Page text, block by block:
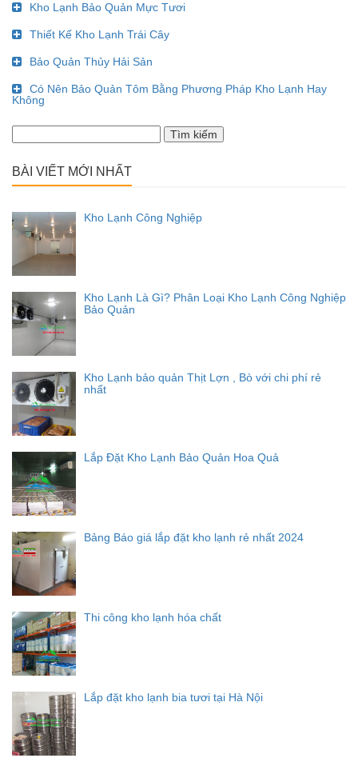
Kho Lạnh Bảo Quản Mực Tươi
Thiết Kế Kho Lạnh Trái Cây
Bảo Quản Thủy Hải Sản
Có Nên Bảo Quản Tôm Bằng Phương Pháp Kho Lạnh Hay
Không
kiếm
BÀI VIẾT MỚI NHẤT
Kho Lạnh Công Nghiệp
Kho Lạnh Là Gì? Phân Loại Kho Lạnh Công Nghiệp
Bảo Quản
Kho Lạnh bảo quản Thịt Lợn , Bò với chi phí rẻ
nhất
Lắp Đặt Kho Lạnh Bảo Quản Hoa Quả
Bảng Báo giá lắp đặt kho lạnh rẻ nhất 2024
Thi công kho lạnh hóa chất
Lắp đặt kho lạnh bia tươi tại Hà Nội